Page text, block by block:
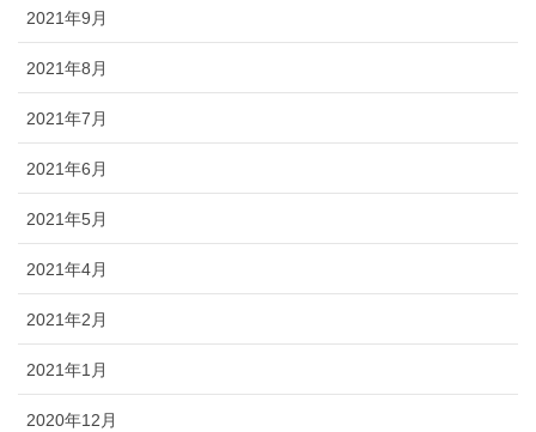
2021年9月
2021年8月
2021年7月
2021年6月
2021年5月
2021年4月
2021年2月
2021年1月
2020年12月